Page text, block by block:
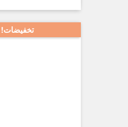
تخفيضات!